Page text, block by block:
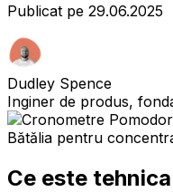
Publicat pe 29.06.2025
Dudley Spence
Inginer de produs,
Ce este